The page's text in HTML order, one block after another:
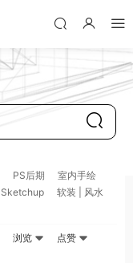
PS后期
室内手绘
Sketchup
软装 | 风水
浏览
点赞